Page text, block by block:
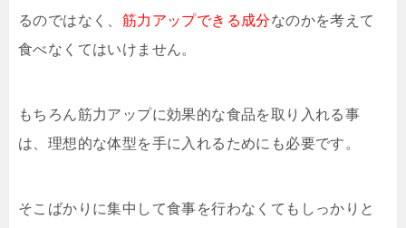
るのではなく、 筋力アップできる成分なのかを考えて
食べなくてはいけません。
もちろん筋力アップに効果的な食品を取り入れる事
は、理想的な体型を手に入れるためにも必要です。
そこばかりに集中して食事を行わなくてもしっかりと